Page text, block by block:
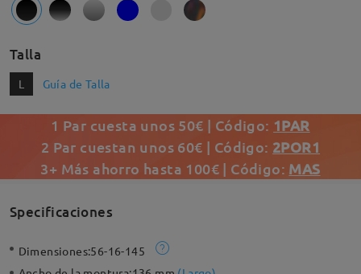
Talla
L Guía de Talla
1 Par cuesta unos 50€ | Código: 1PAR
2 Par cuestan unos 60€ | Código: 2POR1
3+ Más ahorro hasta 100€ | Código: MAS
Specificaciones
Dimensiones:56-16-145